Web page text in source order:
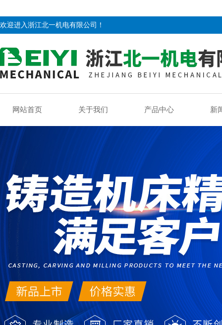
欢迎进入浙江北一机电有限公司！
网站首页 关于我们 产品中心 新